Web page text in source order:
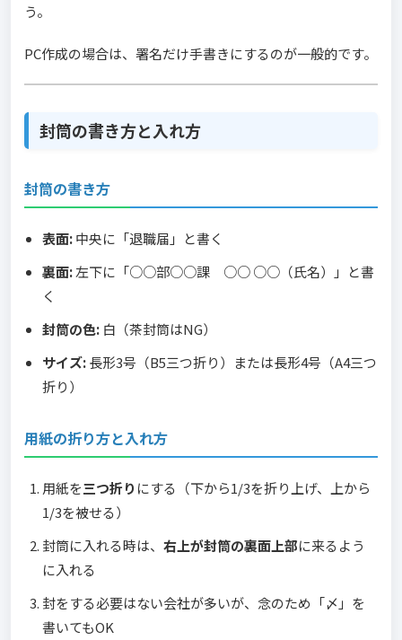
う。
PC作成の場合は、署名だけ手書きにするのが一般的です。
封筒の書き方と入れ方
封筒の書き方
表面:中央に「退職届」と書く
裏面:左下に「○○部○○課 ○○ ○○（氏名）」と書
く
封筒の色: 白（茶封筒はNG）
サイズ:長形3号（B5三つ折り）または長形4号（A4三つ
折り）
用紙の折り方と入れ方
用紙を三つ折り にする（下から1/3を折り上げ、上から
1/3を被せる）
封筒に入れる時は、 右上が封筒の裏面上部に来るよう
に入れる
封をする必要はない会社が多いが、念のため「〆」を
書いてもOK